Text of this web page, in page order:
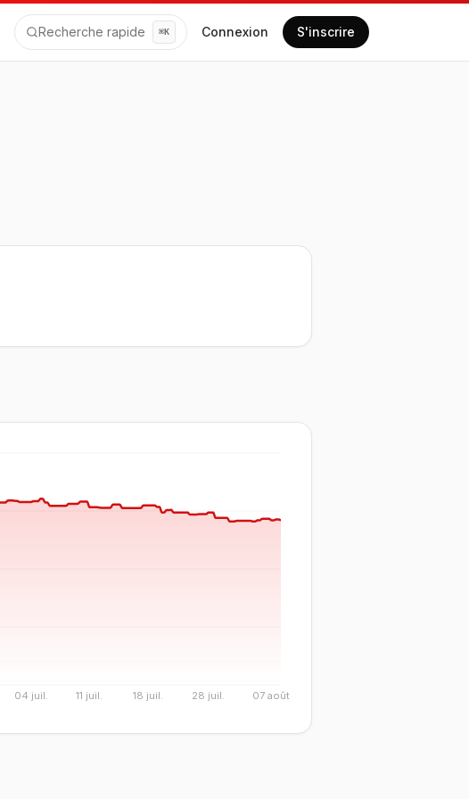
Recherche rapide ⌘K Connexion S'inscrire
04 juil. 11 juil. 18 juil. 28 juil. 07 août